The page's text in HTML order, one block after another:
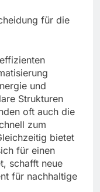
für die
und
Strukturen
oft auch die
zum
bietet
für einen
schafft neue
für nachhaltige